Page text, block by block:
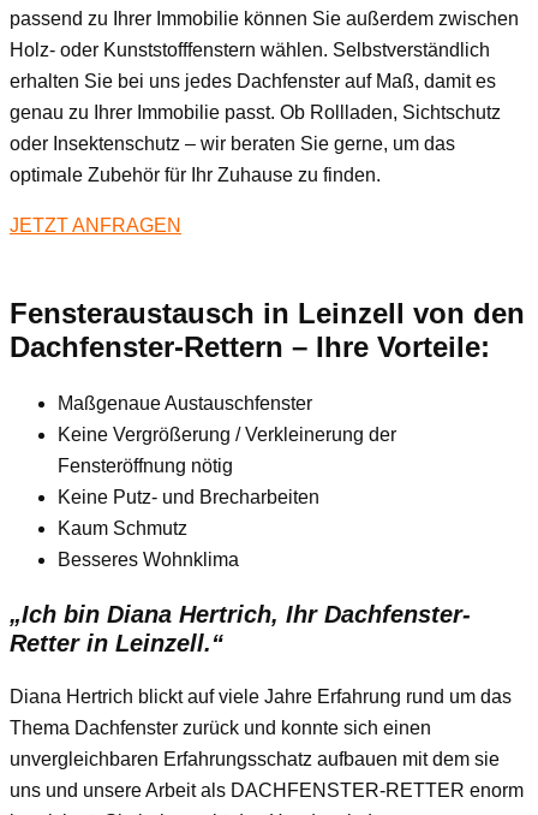
passend zu Ihrer Immobilie können Sie außerdem zwischen
Holz- oder Kunststofffenstern wählen. Selbstverständlich
erhalten Sie bei uns jedes Dachfenster auf Maß, damit es
genau zu Ihrer Immobilie passt. Ob Rollladen, Sichtschutz
oder Insektenschutz – wir beraten Sie gerne, um das
optimale Zubehör für Ihr Zuhause zu finden.
JETZT ANFRAGEN
Fensteraustausch in Leinzell von den
Dachfenster-Rettern – Ihre Vorteile:
Maßgenaue Austauschfenster
Keine Vergrößerung / Verkleinerung der
Fensteröffnung nötig
Keine Putz- und Brecharbeiten
Kaum Schmutz
Besseres Wohnklima
„Ich bin Diana Hertrich, Ihr Dachfenster-
Retter in Leinzell.“
Diana Hertrich blickt auf viele Jahre Erfahrung rund um das
Thema Dachfenster zurück und konnte sich einen
unvergleichbaren Erfahrungsschatz aufbauen mit dem sie
uns und unsere Arbeit als DACHFENSTER-RETTER enorm